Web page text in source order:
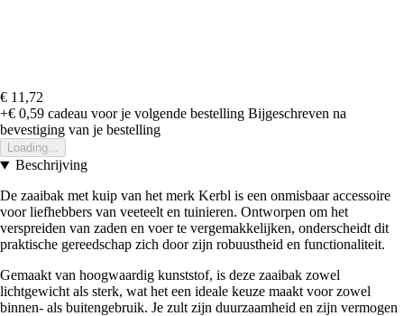
€ 11,72
+€ 0,59 cadeau voor je volgende bestelling Bijgeschreven na
bevestiging van je bestelling
Loading...
Beschrijving
De zaaibak met kuip van het merk Kerbl is een onmisbaar accessoire
voor liefhebbers van veeteelt en tuinieren. Ontworpen om het
verspreiden van zaden en voer te vergemakkelijken, onderscheidt dit
praktische gereedschap zich door zijn robuustheid en functionaliteit.
Gemaakt van hoogwaardig kunststof, is deze zaaibak zowel
lichtgewicht als sterk, wat het een ideale keuze maakt voor zowel
binnen- als buitengebruik. Je zult zijn duurzaamheid en zijn vermogen